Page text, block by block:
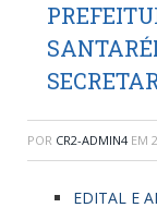
POR CR2-ADMIN4 EM
EDITAL E